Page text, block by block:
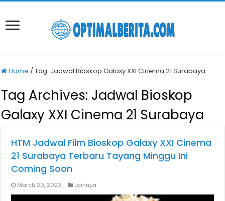
Home /Tag: Jadwal Bioskop Galaxy XXI Cinema 21 Surabaya
Tag Archives: Jadwal Bioskop
Galaxy XXI Cinema 21 Surabaya
HTM Jadwal Film Bioskop Galaxy XXI Cinema
21 Surabaya Terbaru Tayang Minggu Ini
Coming Soon
March 20, 2022 Lainnya